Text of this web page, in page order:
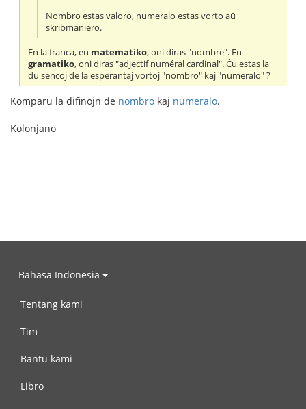
Nombro estas valoro, numeralo estas vorto aŭ
skribmaniero.
En la franca, en matematiko, oni diras "nombre". En
gramatiko, oni diras "adjectif numéral cardinal". Ĉu estas la
du sencoj de la esperantaj vortoj "nombro" kaj "numeralo" ?
Komparu la difinojn de nombro kaj numeralo.
Kolonjano
Bahasa Indonesia
Tentang kami
Tim
Bantu kami
Libro